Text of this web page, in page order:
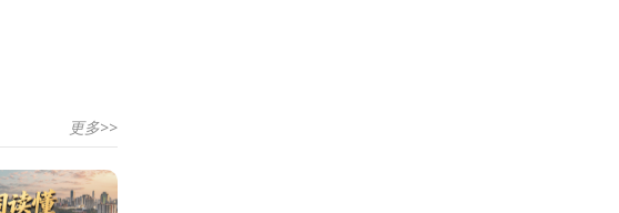
更多>>